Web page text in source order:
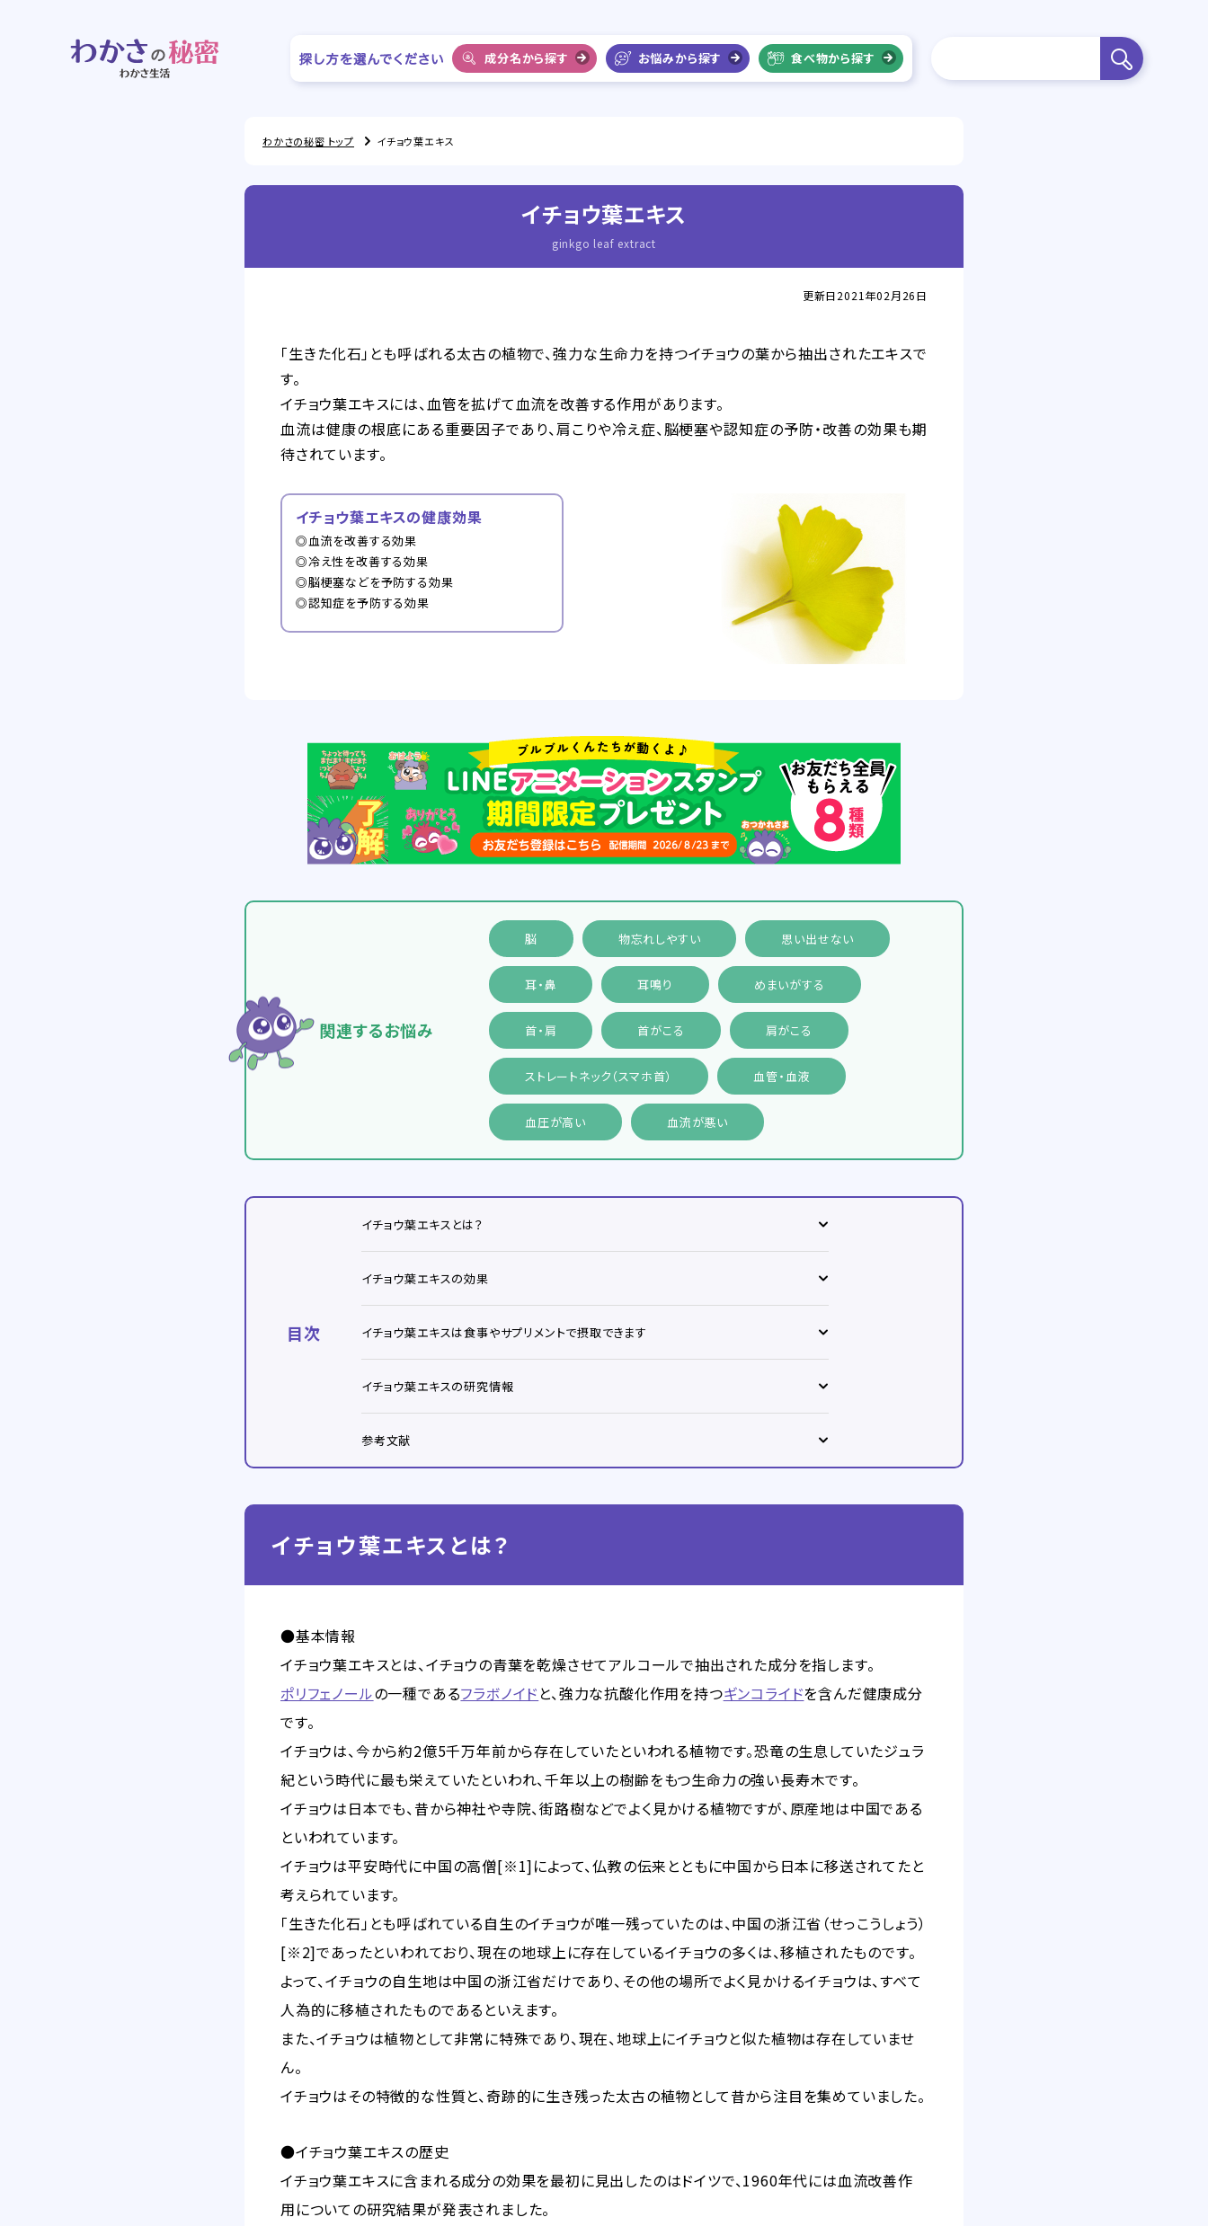
成分名から探す お悩みから探す 食べ物から探す
わかさの秘密 トップ イチョウ葉エキス
イチョウ葉エキス
ginkgo leaf extract
更新日2021年02月26日
「生きた化石」とも呼ばれる太古の植物で、強力な生命力を持つイチョウの葉から抽出されたエキスで
す。
イチョウ葉エキスには、血管を拡げて血流を改善する作用があります。
血流は健康の根底にある重要因子であり、肩こりや冷え症、脳梗塞や認知症の予防・改善の効果も期
待されています。
イチョウ葉エキスの健康効果
◎血流を改善する効果
◎冷え性を改善する効果
◎脳梗塞などを予防する効果
◎認知症を予防する効果
関連するお悩み
脳 物忘れしやすい 思い出せない
耳・鼻 耳鳴り めまいがする
首・肩 首がこる 肩がこる
ストレートネック（スマホ首） 血管・血液
血圧が高い 血流が悪い
目次
イチョウ葉エキスとは？
イチョウ葉エキスの効果
イチョウ葉エキスは食事やサプリメントで摂取できます
イチョウ葉エキスの研究情報
参考文献
イチョウ葉エキスとは？
●基本情報
イチョウ葉エキスとは、イチョウの青葉を乾燥させてアルコールで抽出された成分を指します。
ポリフェノールの一種であるフラボノイド と、強力な抗酸化作用を持つギンコライドを含んだ健康成分
です。
イチョウは、今から約2億5千万年前から存在していたといわれる植物です。恐竜の生息していたジュラ
紀という時代に最も栄えていたといわれ、千年以上の樹齢をもつ生命力の強い長寿木です。
イチョウは日本でも、昔から神社や寺院、街路樹などでよく見かける植物ですが、原産地は中国である
といわれています。
イチョウは平安時代に中国の高僧[※1]によって、仏教の伝来とともに中国から日本に移送されてたと
考えられています。
「生きた化石」とも呼ばれている自生のイチョウが唯一残っていたのは、中国の浙江省（せっこうしょう）
[※2]であったといわれており、現在の地球上に存在しているイチョウの多くは、移植されたものです。
よって、イチョウの自生地は中国の浙江省だけであり、その他の場所でよく見かけるイチョウは、すべて
人為的に移植されたものであるといえます。
また、イチョウは植物として非常に特殊であり、現在、地球上にイチョウと似た植物は存在していませ
ん。
イチョウはその特徴的な性質と、奇跡的に生き残った太古の植物として昔から注目を集めていました。
●イチョウ葉エキスの歴史
イチョウ葉エキスに含まれる成分の効果を最初に見出したのはドイツで、1960年代には血流改善作
用についての研究結果が発表されました。